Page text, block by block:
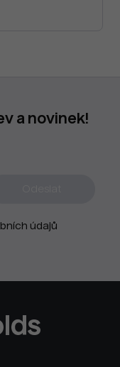
a novinek!
údajů